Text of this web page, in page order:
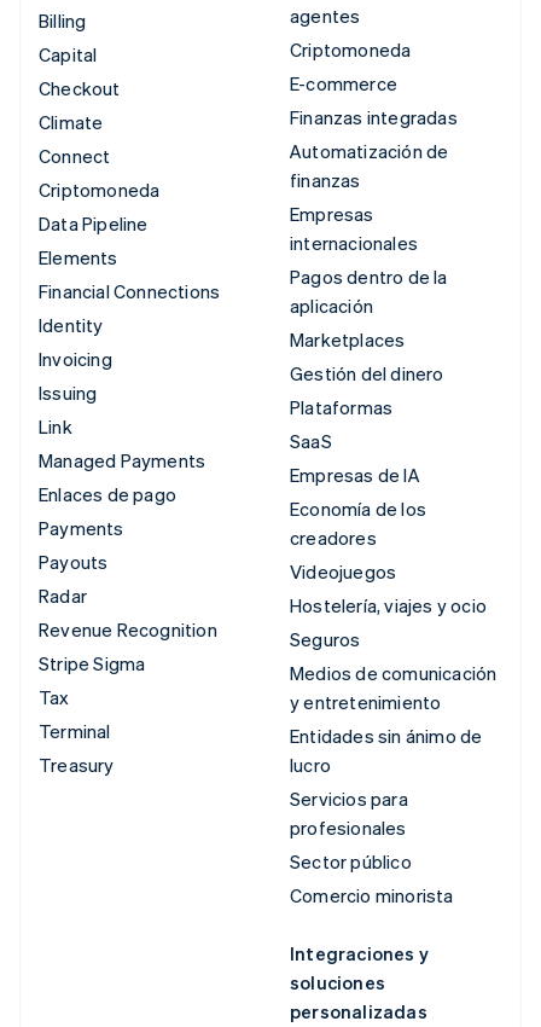
Billing
Capital
Checkout
Climate
Connect
Criptomoneda
Data Pipeline
Elements
Financial Connections
Identity
Invoicing
Issuing
Link
Managed Payments
Enlaces de pago
Payments
Payouts
Radar
Revenue Recognition
Stripe Sigma
Tax
Terminal
Treasury
agentes
Criptomoneda
E-commerce
Finanzas integradas
Automatización de
finanzas
Empresas
internacionales
Pagos dentro de la
aplicación
Marketplaces
Gestión del dinero
Plataformas
SaaS
Empresas de IA
Economía de los
creadores
Videojuegos
Hostelería, viajes y ocio
Seguros
Medios de comunicación
y entretenimiento
Entidades sin ánimo de
lucro
Servicios para
profesionales
Sector público
Comercio minorista
Integraciones y
soluciones
personalizadas